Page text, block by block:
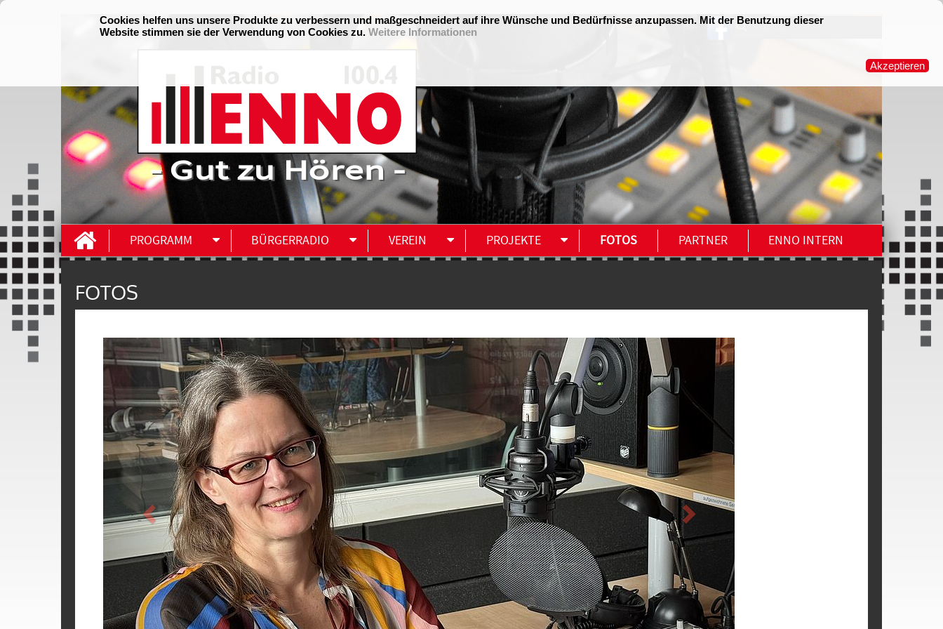
- Gut zu Hören -
PROGRAMM BÜRGERRADIO VEREIN PROJEKTE FOTOS PARTNER ENNO INTERN
FOTOS